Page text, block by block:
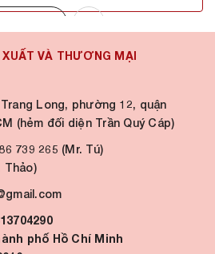
VÀ THƯƠNG MẠI
Long, phường 12, quận
(hẻm đối diện Trần Quý Cáp)
739 265 (Mr. Tú)
Thảo)
phố Hồ Chí Minh